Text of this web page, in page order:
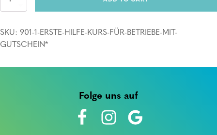
Betriebe
mit
SKU: 901-1-ERSTE-HILFE-KURS-FÜR-BETRIEBE-MIT-
GUTSCHEIN*
Folge uns auf